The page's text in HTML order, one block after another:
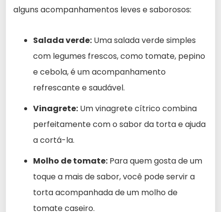
alguns acompanhamentos leves e saborosos:
Salada verde: Uma salada verde simples
com legumes frescos, como tomate, pepino
e cebola, é um acompanhamento
refrescante e saudável.
Vinagrete: Um vinagrete cítrico combina
perfeitamente com o sabor da torta e ajuda
a cortá-la.
Molho de tomate: Para quem gosta de um
toque a mais de sabor, você pode servir a
torta acompanhada de um molho de
tomate caseiro.